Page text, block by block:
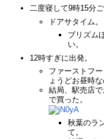
二度寝して9時15分ご
ドアサタイム。
プリズム
い。
12時すぎに出発。
ファーストフ
ょうどお昼時
結局、駅売店
で買った。
秋葉のラ
て。